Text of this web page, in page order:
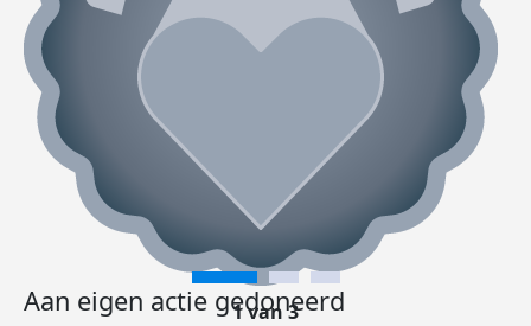
Aan eigen actie gedoneerd
1 van 3